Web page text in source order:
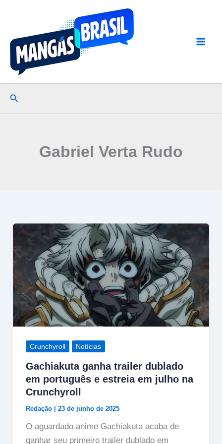
conteúdo
Pesquisar
Gabriel Verta Rudo
Crunchyroll Notícias
Gachiakuta ganha trailer dublado
em português e estreia em julho na
Crunchyroll
Redação 23 de junho de 2025
O aguardado anime Gachiakuta acaba de
ganhar seu primeiro trailer dublado em